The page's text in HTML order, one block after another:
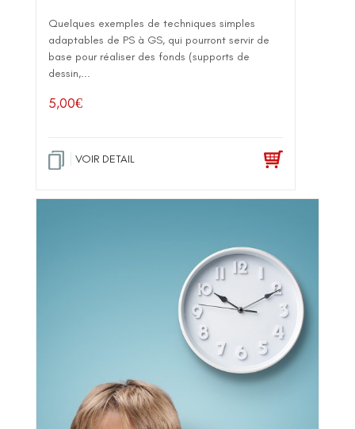
Quelques exemples de techniques simples
adaptables de PS à GS, qui pourront servir de
base pour réaliser des fonds (supports de
dessin,...
5,00€
VOIR DETAIL